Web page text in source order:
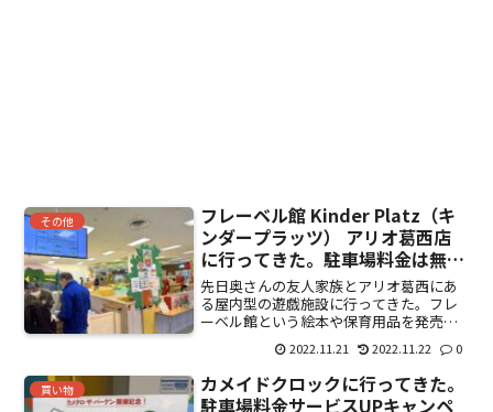
その他
フレーベル館 Kinder Platz（キ
ンダープラッツ） アリオ葛西店
に行ってきた。駐車場料金は無
料。
先日奥さんの友人家族とアリオ葛西にあ
る屋内型の遊戯施設に行ってきた。フレ
ーベル館という絵本や保育用品を発売し
うブランドで、ショッピングモールを中
心に展開している。今回利用したのはア
リオ葛西店。3Fのフロア...
2022.11.21 2022.11.22 0
買い物
カメイドクロックに行ってきた。
駐車場料金サービスUPキャンペ